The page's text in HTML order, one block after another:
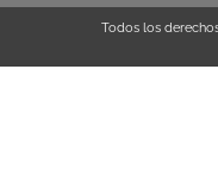
Todos los